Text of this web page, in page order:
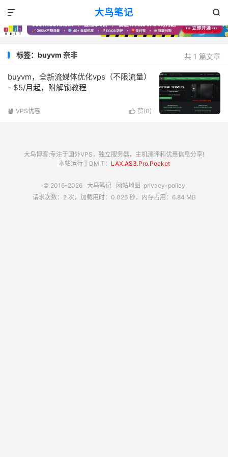
大鸟笔记 

共 1 篇文章
标签：buyvm 奈非
buyvm，全新流媒体优化vps（不限流量）
- $5/月起，附解锁教程
 赞(0)
 VPS优惠
大鸟博客:专注于国外VPS，独立服务器，主机测评和优惠信息分享!
本站运行于DMIT： LAX.AS3.Pro.Pocket
© 2016-2026 大鸟笔记 网站地图 privacy-policy
请求次数：2 次，加载用时：0.026 秒，内存占用：6.84 MB